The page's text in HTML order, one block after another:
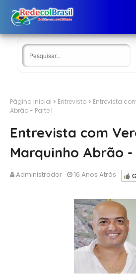
Página inicial Entrevista
Entrevista
Abrão - Parte I
Entrevista com
Marquinho Abrão
Administrador 16 Anos Atrás